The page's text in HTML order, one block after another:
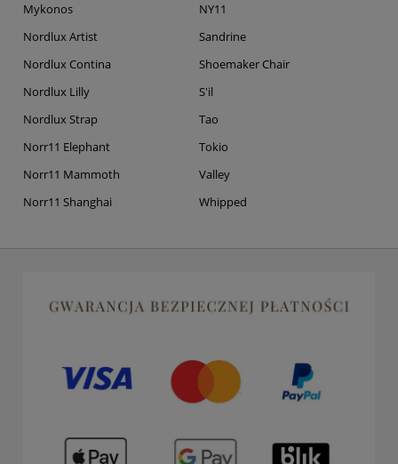
Mykonos
Nordlux Artist
Nordlux Contina
Nordlux Lilly
Nordlux Strap
Norr11 Elephant
Norr11 Mammoth
Norr11 Shanghai
NY11
Sandrine
Shoemaker Chair
S'il
Tao
Tokio
Valley
Whipped